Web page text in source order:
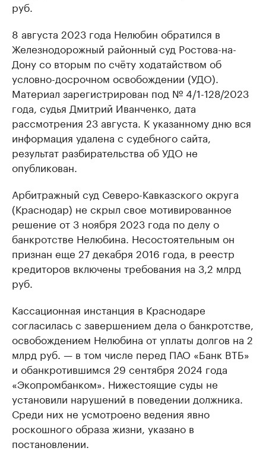
руб.
8 августа 2023 года Нелюбин обратился в
Железнодорожный районный суд Ростова-на-
Дону со вторым по счёту ходатайством об
условно-досрочном освобождении (УДО).
Материал зарегистрирован под № 4/1-128/2023
года, судья Дмитрий Иванченко, дата
рассмотрения 23 августа. К указанному дню вся
информация удалена с судебного сайта,
результат разбирательства об УДО не
опубликован.
Арбитражный суд Северо-Кавказского округа
(Краснодар) не скрыл свое мотивированное
решение от 3 ноября 2023 года по делу о
банкротстве Нелюбина. Несостоятельным он
признан еще 27 декабря 2016 года, в реестр
кредиторов включены требования на 3,2 млрд
руб.
Кассационная инстанция в Краснодаре
согласилась с завершением дела о банкротстве,
освобождением Нелюбина от уплаты долгов на 2
млрд руб. — в том числе перед ПАО «Банк ВТБ»
и обанкротившимся 29 сентября 2024 года
«Экопромбанком». Нижестоящие суды не
установили нарушений в поведении должника.
Среди них не усмотроено ведения явно
роскошного образа жизни, указано в
постановлении.